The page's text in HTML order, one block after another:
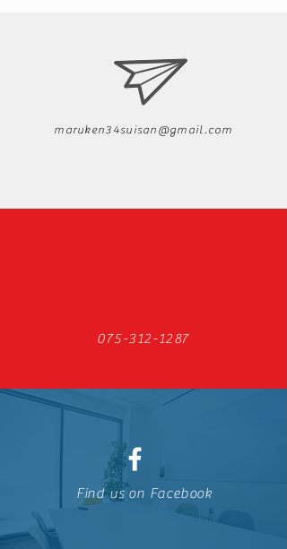
maruken34suisan@gmail.com
075-312-1287
Find us on Facebook